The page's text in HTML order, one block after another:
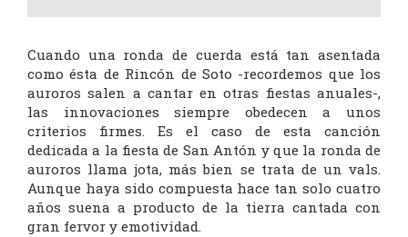
Cuando una ronda de cuerda está tan asentada
como ésta de Rincón de Soto -recordemos que los
auroros salen a cantar en otras fiestas anuales-,
las innovaciones siempre obedecen a unos
criterios firmes. Es el caso de esta canción
dedicada a la fiesta de San Antón y que la ronda de
auroros llama jota, más bien se trata de un vals.
Aunque haya sido compuesta hace tan solo cuatro
años suena a producto de la tierra cantada con
gran fervor y emotividad.